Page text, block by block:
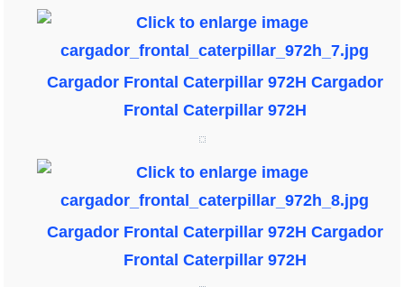
Cargador Frontal Caterpillar 972H Cargador
Frontal Caterpillar 972H
Cargador Frontal Caterpillar 972H Cargador
Frontal Caterpillar 972H